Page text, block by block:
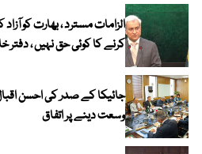
الزامات مسترد ، بھارت کو
کرنے کا کوئی حق نہیں ، دفتر
جائیکا کے صدر کی احسن
وسعت دینے پر اتفاق